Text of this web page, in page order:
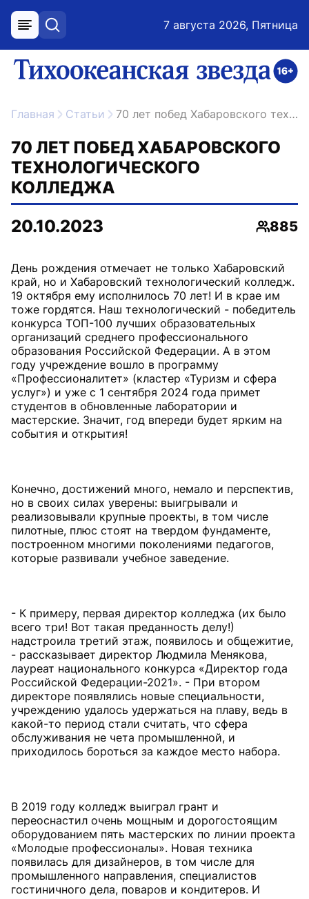
меню поиск 7 августа 2026, Пятница
ссылка на главную
Главная Статьи 70 лет побед Хабаровского технологического колледжа
70 ЛЕТ ПОБЕД ХАБАРОВСКОГО
ТЕХНОЛОГИЧЕСКОГО
КОЛЛЕДЖА
20.10.2023
885
День рождения отмечает не только Хабаровский
край, но и Хабаровский технологический колледж.
19 октября ему исполнилось 70 лет! И в крае им
тоже гордятся. Наш технологический - победитель
конкурса ТОП-100 лучших образовательных
организаций среднего профессионального
образования Российской Федерации. А в этом
году учреждение вошло в программу
«Профессионалитет» (кластер «Туризм и сфера
услуг») и уже с 1 сентября 2024 года примет
студентов в обновленные лаборатории и
мастерские. Значит, год впереди будет ярким на
события и открытия!
Конечно, достижений много, немало и перспектив,
но в своих силах уверены: выигрывали и
реализовывали крупные проекты, в том числе
пилотные, плюс стоят на твердом фундаменте,
построенном многими поколениями педагогов,
которые развивали учебное заведение.
- К примеру, первая директор колледжа (их было
всего три! Вот такая преданность делу!)
надстроила третий этаж, появилось и общежитие,
- рассказывает директор Людмила Менякова,
лауреат национального конкурса «Директор года
Российской Федерации-2021». - При втором
директоре появлялись новые специальности,
учреждению удалось удержаться на плаву, ведь в
какой-то период стали считать, что сфера
обслуживания не чета промышленной, и
приходилось бороться за каждое место набора.
В 2019 году колледж выиграл грант и
переоснастил очень мощным и дорогостоящим
оборудованием пять мастерских по линии проекта
«Молодые профессионалы». Новая техника
появилась для дизайнеров, в том числе для
промышленного направления, специалистов
гостиничного дела, поваров и кондитеров. И